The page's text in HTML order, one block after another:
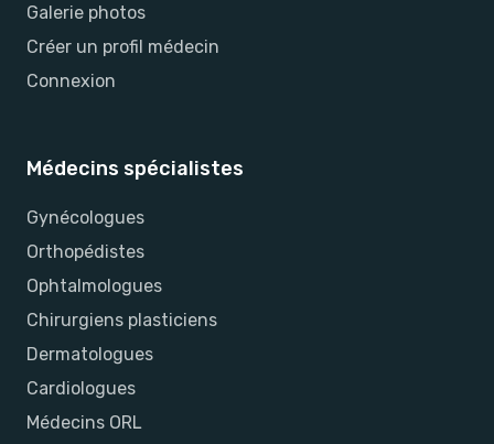
Galerie photos
Créer un profil médecin
Connexion
Médecins spécialistes
Gynécologues
Orthopédistes
Ophtalmologues
Chirurgiens plasticiens
Dermatologues
Cardiologues
Médecins ORL